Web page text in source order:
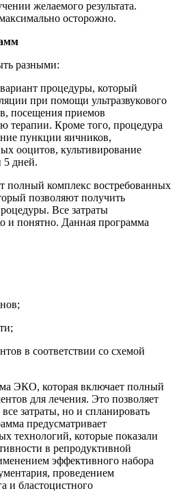
желаемого результата.
осторожно.
разными:
процедуры, который
при помощи ультразвукового
посещения приемов
терапии. Кроме того, процедура
пункции яичников,
ооцитов, культивирование
5 дней.
полный комплекс востребованных
позволяют получить
Все затраты
и понятно. Данная программа
в соответствии со схемой
ЭКО, которая включает полный
для лечения. Это позволяет
затраты, но и спланировать
предусматривает
технологий, которые показали
в репродуктивной
эффективного набора
проведением
и бластоцистного